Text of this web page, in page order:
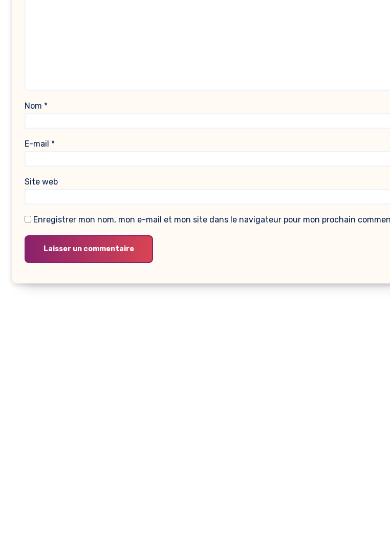
Nom *
E-mail *
Site web
Enregistrer mon nom, mon e-mail et mon site dans le navigateur pour mon prochain